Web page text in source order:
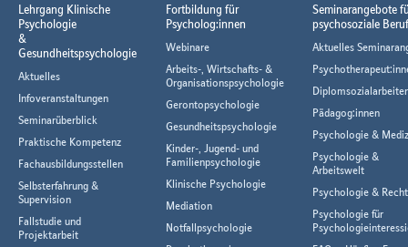
Lehrgang Klinische
Psychologie
&
Gesundheitspsychologie
Aktuelles
Infoveranstaltungen
Seminarüberblick
Praktische Kompetenz
Fachausbildungsstellen
Selbsterfahrung &
Supervision
Fallstudie und
Projektarbeit
Fortbildung für
Psycholog:innen
Webinare
Arbeits-, Wirtschafts- &
Organisationspsychologie
Gerontopsychologie
Gesundheitspsychologie
Kinder-, Jugend- und
Familienpsychologie
Klinische Psychologie
Mediation
Notfallpsychologie
Seminarangebote
psychosoziale
Aktuelles
Pädagog:innen
Psychologie &
Psychologie &
Arbeitswelt
Psychologie & Recht
Psychologie für